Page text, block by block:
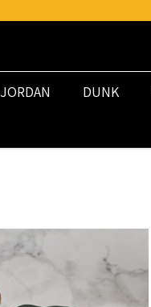
DUNK
JORDAN